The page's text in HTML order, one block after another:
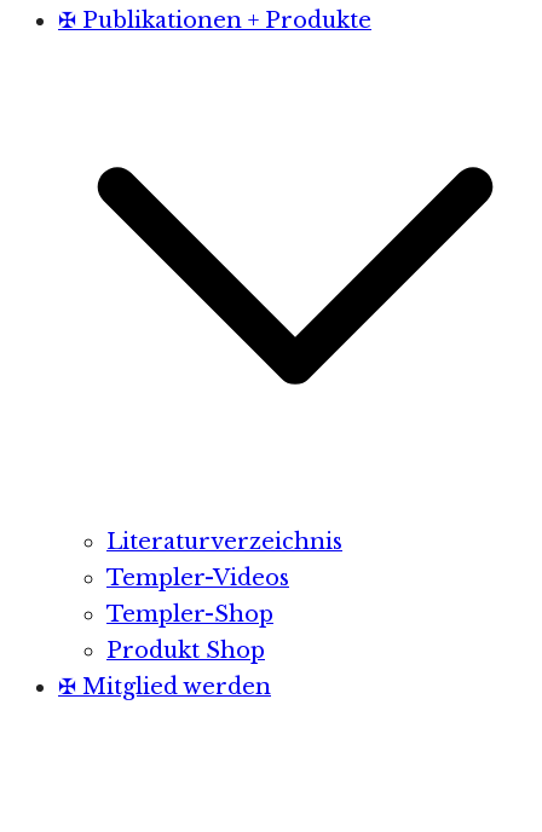
✠ Publikationen + Produkte
Literaturverzeichnis
Templer-Videos
Templer-Shop
Produkt Shop
✠ Mitglied werden